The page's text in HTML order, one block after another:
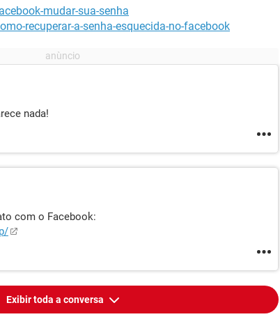
mudar-sua-senha
recuperar-a-senha-esquecida-no-facebook
nada!
com o Facebook:
Exibir toda a conversa